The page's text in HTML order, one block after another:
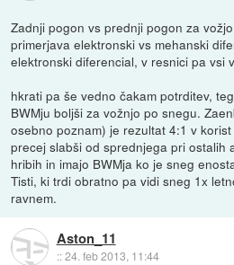
Zadnji pogon vs prednji pogon za
primerjava elektronski vs mehanski
elektronski diferencial, v resnici pa vsi
hkrati pa še vedno čakam potrditev,
BWMju boljši za vožnjo po snegu.
osebno poznam) je rezultat 4:1 v
precej slabši od sprednjega pri ostalih
hribih in imajo BWMja ko je sneg
Tisti, ki trdi obratno pa vidi sneg 1x
ravnem.
Aston_11
::24. feb 2013, 11:44